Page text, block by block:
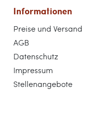
Informationen
Preise und Versand
AGB
Datenschutz
Impressum
Stellenangebote